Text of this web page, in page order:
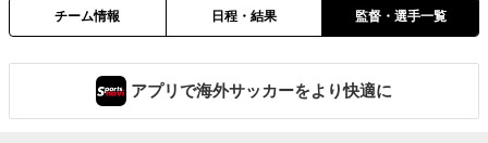
チーム情報 日程・結果 監督・選手一覧
アプリで海外サッカーをより快適に